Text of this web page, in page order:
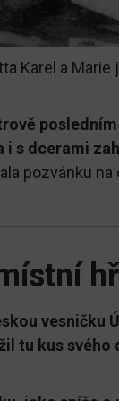
Karel a
i s dcerami
pozvánku
vesničku
tu kus